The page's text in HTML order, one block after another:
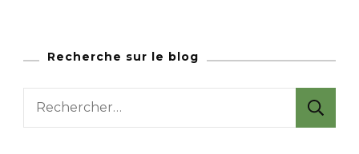
Recherche sur le blog